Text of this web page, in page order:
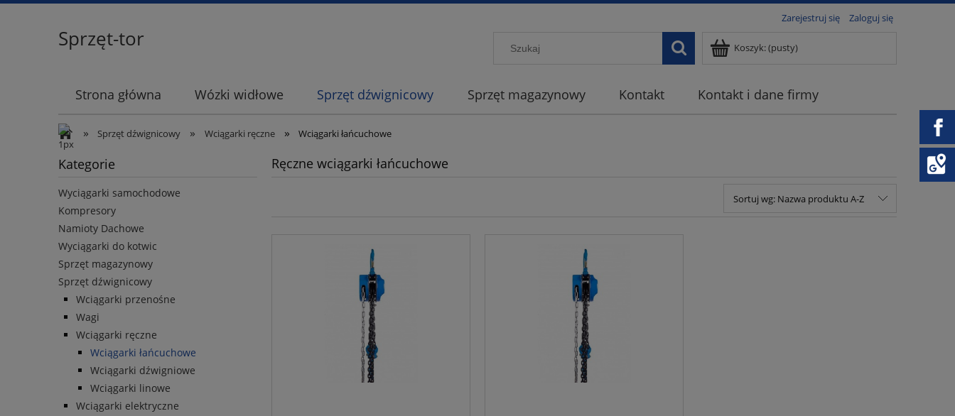
Zarejestruj się Zaloguj się
Sprzęt-tor Koszyk:(pusty)
Strona główna Wózki widłowe Sprzęt dźwignicowy Sprzęt magazynowy Kontakt Kontakt i dane firmy
» Sprzęt dźwignicowy » Wciągarki ręczne » Wciągarki łańcuchowe
Kategorie
Wyciągarki samochodowe
Kompresory
Namioty Dachowe
Wyciągarki do kotwic
Sprzęt magazynowy
Sprzęt dźwignicowy
Wciągarki przenośne
Wagi
Wciągarki ręczne
Wciągarki łańcuchowe
Wciągarki dźwigniowe
Wciągarki linowe
Wciągarki elektryczne
Ręczne wciągarki łańcuchowe
Sortuj wg: Nazwa produktu A-Z